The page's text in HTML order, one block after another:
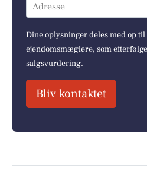
Adresse
Dine oplysninger deles med op
ejendomsmæglere, som
salgsvurdering.
Bliv kontaktet